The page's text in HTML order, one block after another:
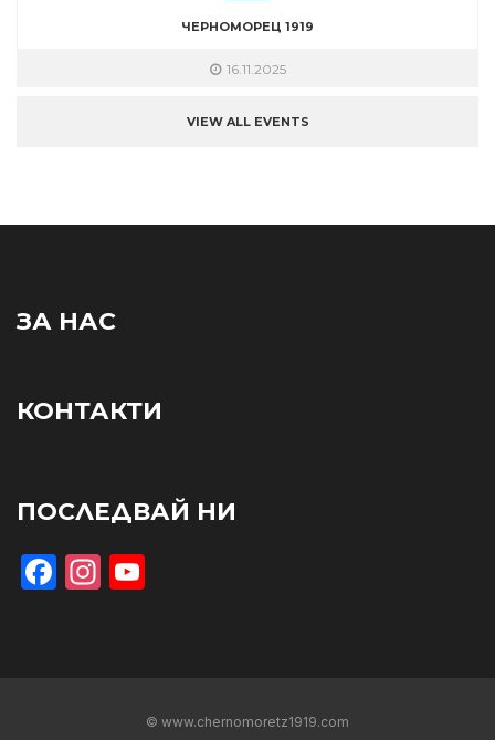
ЧЕРНОМОРЕЦ 1919
16.11.2025
VIEW ALL EVENTS
ЗА НАС
КОНТАКТИ
ПОСЛЕДВАЙ НИ
Facebook
Instagram
© www.chernomoretz1919.com